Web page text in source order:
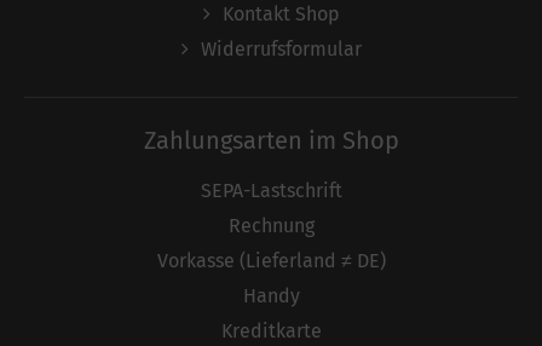
Kontakt Shop
Widerrufsformular
Zahlungsarten im Shop
SEPA-Lastschrift
Rechnung
Vorkasse (Lieferland ≠ DE)
Handy
Kreditkarte